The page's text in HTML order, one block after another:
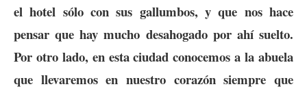
el hotel sólo con sus gallumbos, y que nos hace
pensar que hay mucho desahogado por ahí suelto.
Por otro lado, en esta ciudad conocemos a la abuela
que llevaremos en nuestro corazón siempre que